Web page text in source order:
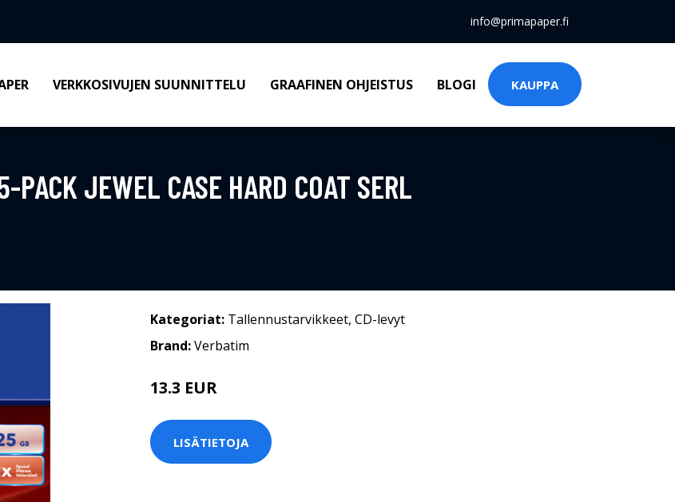
info@primapaper.fi
VERKKOSIVUJEN SUUNNITTELU GRAAFINEN OHJEISTUS BLOGI KAUPPA
JEWEL CASE HARD COAT SERL
Kategoriat: Tallennustarvikkeet, CD-levyt
Brand:Verbatim
13.3 EUR
LISÄTIETOJA